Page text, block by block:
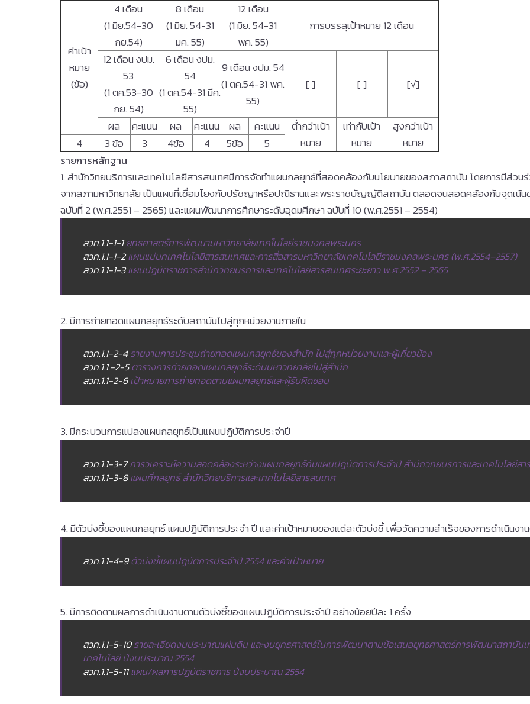
ค่าเป้า
หมาย
(ข้อ)
4 เดือน
(1 มิย.54-30
กย.54)
8 เดือน
(1 มิย. 54-31
มค. 55)
12 เดือน
(1 มิย. 54-31
พค. 55)
การบรรลุเป้าหมาย 12 เดือน
12 เดือน งปม.
53
(1 ตค.53-30
กย. 54)
6 เดือน งปม.
54
(1 ตค.54-31 มีค.
55)
9 เดือน งปม. 54
(1 ตค.54-31 พค.
55)
[ ] [ ] [√]
ผล คะแนน ผล คะแนน ผล คะแนน
ต่ำกว่าเป้า
หมาย
เท่ากับเป้า
หมาย
สูงกว่าเป้า
หมาย
4 3 ข้อ 3 4ข้อ 4 5ข้อ
5
รายการหลักฐาน
1. สำนักวิทยบริการและเทคโนโลยีสารสนเทศมีการจัดทำแผนกลยุทธ์ที่สอดคล้องกับนโยบายของสภาสถาบัน โดยการมีส่วน
จากสภามหาวิทยาลัย เป็นแผนที่เชื่อมโยงกับปรัชญาหรือปณิธานและพระราชบัญญัติสถาบัน ตลอดจนสอดคล้องกับจุดเน้น
ฉบับที่ 2 (พ.ศ.2551 – 2565) และแผนพัฒนาการศึกษาระดับอุดมศึกษา ฉบับที่ 10 (พ.ศ.2551 – 2554)
สวท.1.1-1-1ยุทธศาสตร์การพัฒนามหาวิทยาลัยเทคโนโลยีราชมงคลพระนคร
สวท.1.1-1-2แผนแม่บทเทคโนโลยีสารสนเทศและการสื่อสารมหาวิทยาลัยเทคโนโลยีราชมงคลพระนคร (พ.ศ.2554–2557)
สวท.1.1-1-3แผนปฏิบัติราชการสำนักวิทยบริการและเทคโนโลยีสารสนเทศระยะยาว พ.ศ.2552 – 2565
2. มีการถ่ายทอดแผนกลยุทธ์ระดับสถาบันไปสู่ทุกหน่วยงานภายใน
สวท.1.1-2-4รายงานการประชุมถ่ายทอดแผนกลยุทธ์ของสำนัก ไปสู่ทุกหน่วยงานและผู้เกี่ยวข้อง
สวท.1.1.-2-5 ตารางการถ่ายทอดแผนกลยุทธ์ระดับมหาวิทยาลัยไปสู่สำนัก
สวท.1.1-2-6เป้าหมายการถ่ายทอดตามแผนกลยุทธ์และผู้รับผิดชอบ
3. มีกระบวนการแปลงแผนกลยุทธ์เป็นแผนปฏิบัติการประจำปี
สวท.1.1-3-7การวิเคราะห์ความสอดคล้องระหว่างแผนกลยุทธ์กับแผนปฎิบัติการประจำปี สำนักวิทยบริการและเทคโนโลยีสา
สวท.1.1-3-8แผนที่กลยุทธ์ สำนักวิทยบริการและเทคโนโลยีสารสนเทศ
4. มีตัวบ่งชี้ของแผนกลยุทธ์ แผนปฏิบัติการประจำ ปี และค่าเป้าหมายของแต่ละตัวบ่งชี้ เพื่อวัดความสำเร็จของการดำเนินง
สวท.1.1-4-9ตัวบ่งชี้แผนปฏิบัติการประจำปี 2554 และค่าเป้าหมาย
5. มีการติดตามผลการดำเนินงานตามตัวบ่งชี้ของแผนปฏิบัติการประจำปี อย่างน้อยปีละ 1 ครั้ง
สวท.1.1-5-10รายละเอียดงบประมาณแผ่นดิน และงบยุทธศาสตร์ในการพัฒนาตามข้อเสนอยุทธศาสตร์การพัฒนาสถาบันเ
เทคโนโลยี ปีงบประมาณ 2554
สวท.1.1-5-11แผน/ผลการปฏิบัติราชการ ปีงบประมาณ 2554